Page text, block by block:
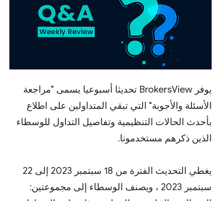
يوفر BrokersView تحديثا أسبوعيا يسمى "مراجعة
الأسئلة والأجوبة" التي تبقي المتداولين على اطلاع
بأحدث الحالات التنظيمية وتفاصيل التداول للوسطاء
الذين ذكرهم مستخدمونا.
يغطي التحديث الفترة من 18 سبتمبر 2023 إلى 22
سبتمبر 2023 ، ويصنف الوسطاء إلى مجموعتين: